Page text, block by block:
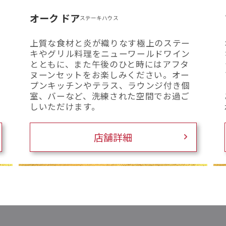
オーク ドアステーキハウス
上質な食材と炎が織りなす極上のステー
キやグリル料理をニューワールドワイン
とともに、また午後のひと時にはアフタ
ヌーンセットをお楽しみください。オー
プンキッチンやテラス、ラウンジ付き個
室、バーなど、洗練された空間でお過ご
しいただけます。
店舗詳細